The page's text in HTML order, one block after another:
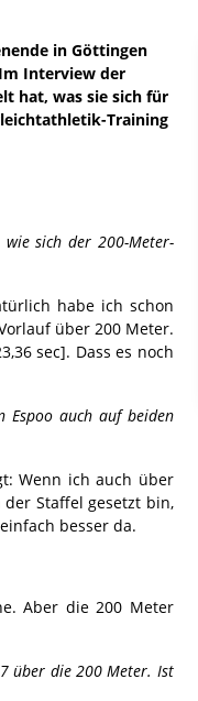
in Göttingen
Interview der
hat, was sie sich für
Training
wie sich der 200-Meter-
habe ich schon
über 200 Meter.
sec]. Dass es noch
Espoo auch auf beiden
Wenn ich auch über
Staffel gesetzt bin,
besser da.
Aber die 200 Meter
über die 200 Meter. Ist